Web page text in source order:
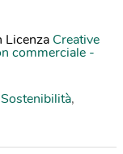
Licenza Creative
commerciale -
Sostenibilità,